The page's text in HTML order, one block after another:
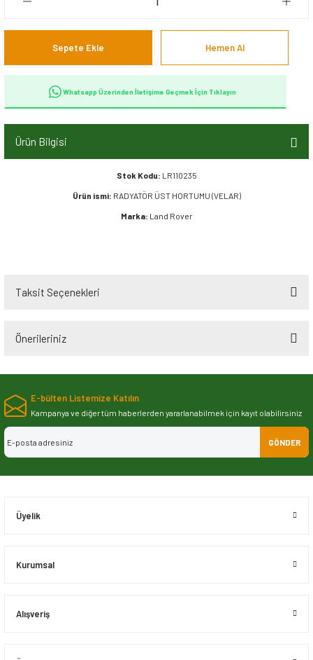
Sepete Ekle Hemen Al
Whatsapp Üzerinden İletişime Geçmek İçin Tıklayın
Ürün Bilgisi
Stok Kodu: LR110235
Ürün ismi: RADYATÖR ÜST HORTUMU (VELAR)
Marka: Land Rover
Taksit Seçenekleri
Önerileriniz
Bu ürünün fiyat bilgisi, resim, ürün açıklamalarında ve diğer konularda
iletebilirsiniz.
Görüş ve önerileriniz için teşekkür ederiz.
Ürün resmi kalitesiz, bozuk veya görüntülenemiyor.
E-bülten Listemize Katılın
Kampanya ve diğer tüm haberlerden yararlanabilmek için kayıt olabilirsiniz
GÖNDER
Üyelik
Kurumsal
Alışveriş